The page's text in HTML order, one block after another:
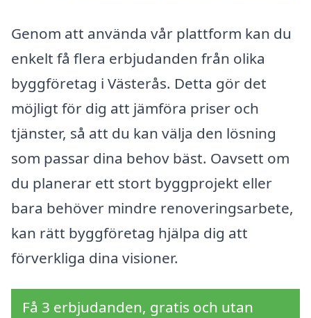
Genom att använda vår plattform kan du
enkelt få flera erbjudanden från olika
byggföretag i Västerås. Detta gör det
möjligt för dig att jämföra priser och
tjänster, så att du kan välja den lösning
som passar dina behov bäst. Oavsett om
du planerar ett stort byggprojekt eller
bara behöver mindre renoveringsarbete,
kan rätt byggföretag hjälpa dig att
förverkliga dina visioner.
Få 3 erbjudanden, gratis och utan